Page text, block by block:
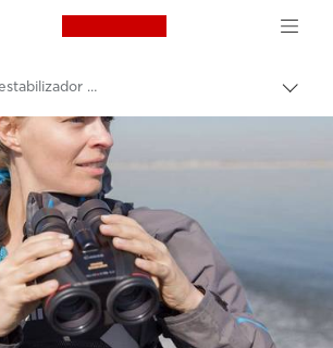
Canon Logo, back
entre
Binóculos com estabilizador de imagem